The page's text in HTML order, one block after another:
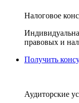
Налоговое
правовых и
Получить
Аудиторские